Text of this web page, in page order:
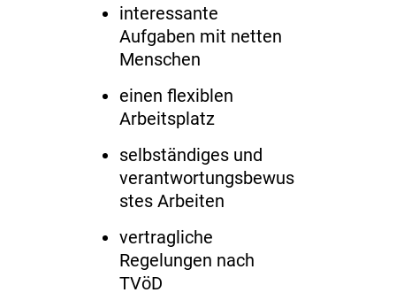
interessante
Aufgaben mit netten
Menschen
einen flexiblen
Arbeitsplatz
selbständiges und
verantwortungsbewus
stes Arbeiten
vertragliche
Regelungen nach
TVöD